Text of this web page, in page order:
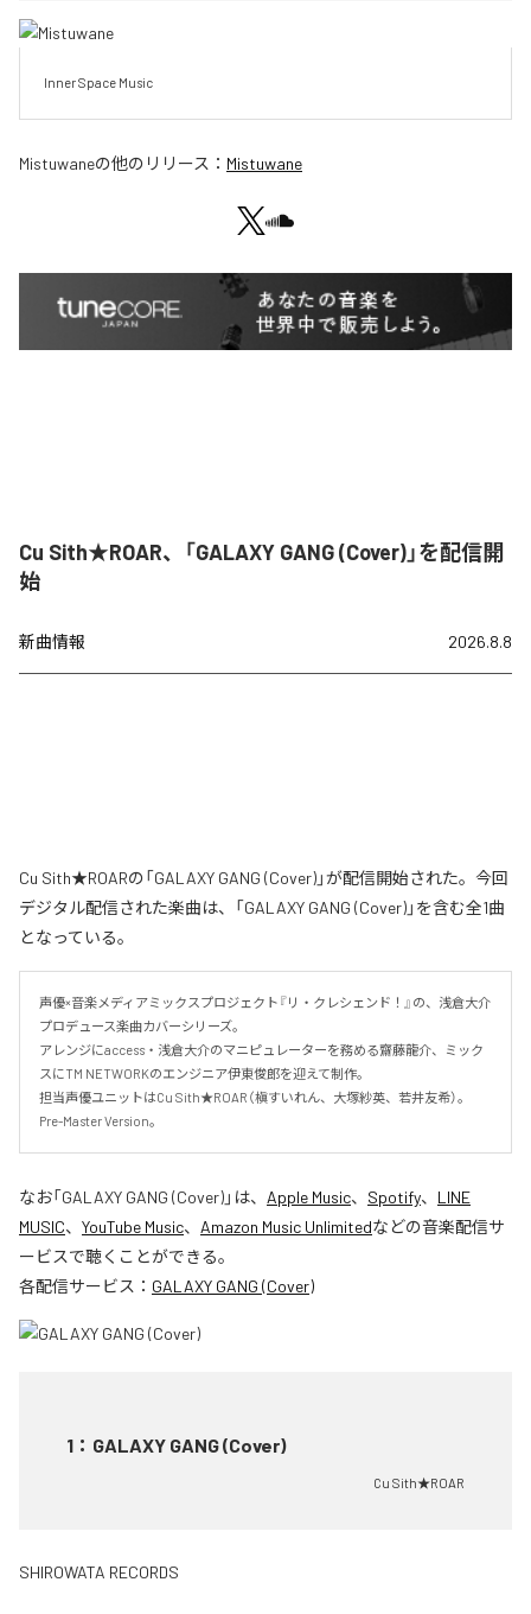
Inner Space Music
Mistuwaneの他のリリース： Mistuwane
Cu Sith★ROAR、「GALAXY GANG (Cover)」を配信開
始
新曲情報 2026.8.8
Cu Sith★ROARの「GALAXY GANG (Cover)」が配信開始された。今回
デジタル配信された楽曲は、「GALAXY GANG (Cover)」を含む全1曲
となっている。
声優×音楽メディアミックスプロジェクト『リ・クレシェンド！』の、浅倉大介
プロデュース楽曲カバーシリーズ。
アレンジにaccess・浅倉大介のマニピュレーターを務める齋藤龍介、ミック
スにTM NETWORKのエンジニア伊東俊郎を迎えて制作。
担当声優ユニットはCu Sith★ROAR（槇すいれん、大塚紗英、若井友希）。
Pre-Master Version。
なお「GALAXY GANG (Cover)」は、 Apple Music、 Spotify、 LINE
MUSIC、 YouTube Music、 Amazon Music Unlimitedなどの音楽配信サ
ービスで聴くことができる。
各配信サービス： GALAXY GANG (Cover)
1 ： GALAXY GANG (Cover)
Cu Sith★ROAR
SHIROWATA RECORDS